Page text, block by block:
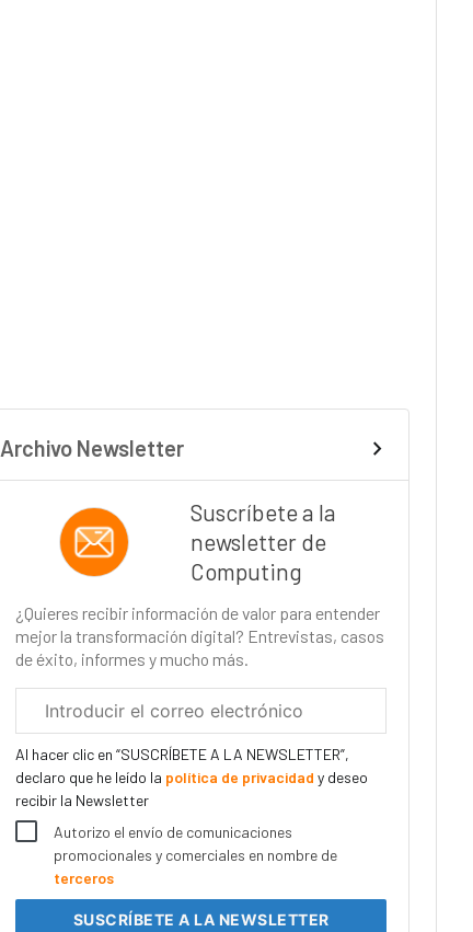
Archivo Newsletter
Suscríbete a la
newsletter de
Computing
¿Quieres recibir información de valor para entender
mejor la transformación digital? Entrevistas, casos
de éxito, informes y mucho más.
electrónico
Al hacer clic en “SUSCRÍBETE A LA NEWSLETTER”,
declaro que he leído la política de privacidady deseo
recibir la Newsletter
Autorizo el envío de comunicaciones
promocionales y comerciales en nombre de
terceros
SUSCRÍBETEA LA NEWSLETTER